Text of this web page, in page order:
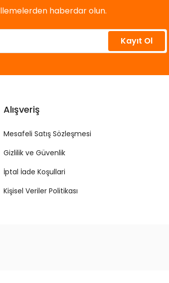
haberdar olun.
Kayıt Ol
Alışveriş
Mesafeli Satış Sözleşmesi
Gizlilik ve Güvenlik
İptal İade Koşullari
Kişisel Veriler Politikası